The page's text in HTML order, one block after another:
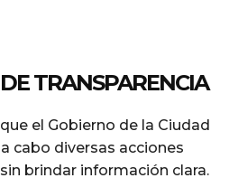
TRANSPARENCIA
el Gobierno de la Ciudad
cabo diversas acciones
brindar información clara.